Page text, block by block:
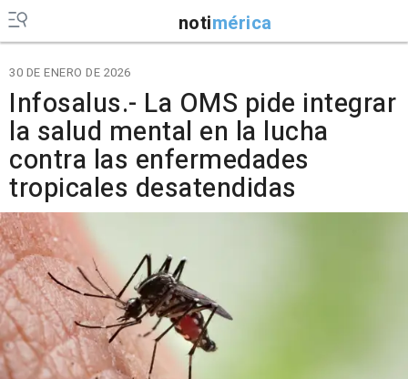
notimérica
30 DE ENERO DE 2026
Infosalus.- La OMS pide integrar
la salud mental en la lucha
contra las enfermedades
tropicales desatendidas